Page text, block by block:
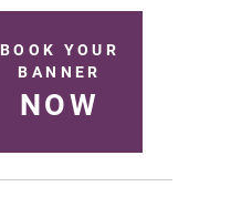
BOOK YOUR
BANNER
NOW